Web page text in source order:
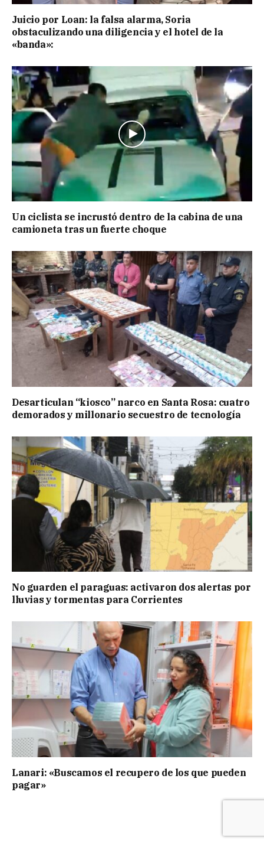
Juicio por Loan: la falsa alarma, Soria
obstaculizando una diligencia y el hotel de la
«banda»:
Un ciclista se incrustó dentro de la cabina de una
camioneta tras un fuerte choque
Desarticulan “kiosco” narco en Santa Rosa: cuatro
demorados y millonario secuestro de tecnología
No guarden el paraguas: activaron dos alertas por
lluvias y tormentas para Corrientes
Lanari: «Buscamos el recupero de los que pueden
pagar»